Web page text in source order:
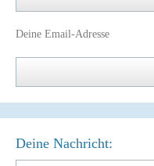
Deine Email-Adresse
Deine Nachricht: